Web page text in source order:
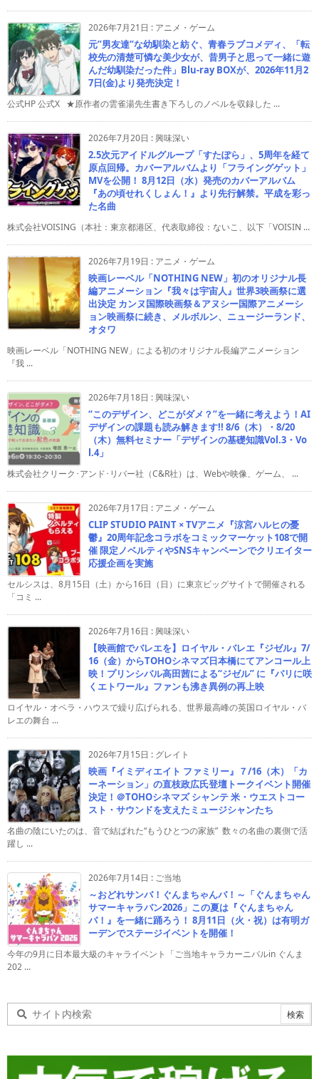
2026年7月21日 : アニメ・ゲーム
元”男友達”な幼馴染と紡ぐ、青春ラブコメディ、「転
校先の清楚可憐な美少女が、昔男子と思って一緒に遊
んだ幼馴染だった件」Blu-ray BOXが、2026年11月2
7日(金)より発売決定！
公式HP 公式X ★原作者の雲雀湯先生書き下ろしのノベルを収録した ...
2026年7月20日 :興味深い
2.5次元アイドルグループ「すたぽら」、5周年を経て
原点回帰。カバーアルバムより「フライングゲット」
MVを公開！ 8月12日（水）発売のカバーアルバム
『あの頃せれくしょん！』より先行解禁。平成を彩っ
た名曲
株式会社VOISING（本社：東京都港区、代表取締役：ないこ、以下「VOISIN ...
2026年7月19日 : アニメ・ゲーム
映画レーベル「NOTHING NEW」初のオリジナル長
編アニメーション『我々は宇宙人』世界3映画祭に選
出決定 カンヌ国際映画祭＆アヌシー国際アニメーシ
ョン映画祭に続き、メルボルン、ニュージーランド、
オタワ
映画レーベル「NOTHING NEW」による初のオリジナル長編アニメーション
『我 ...
2026年7月18日 :興味深い
“このデザイン、どこがダメ？”を一緒に考えよう！AI
デザインの課題も読み解きます!! 8/6（木）・8/20
（木）無料セミナー「デザインの基礎知識Vol.3・Vo
l.4」
株式会社クリーク･アンド･リバー社（C&R社）は、Webや映像、ゲーム、 ...
2026年7月17日 : アニメ・ゲーム
CLIP STUDIO PAINT × TVアニメ『涼宮ハルヒの憂
鬱』20周年記念コラボをコミックマーケット108で開
催 限定ノベルティやSNSキャンペーンでクリエイター
応援企画を実施
セルシスは、8月15日（土）から16日（日）に東京ビッグサイトで開催される
「コミ ...
2026年7月16日 :興味深い
【映画館でバレエを】ロイヤル・バレエ『ジゼル』7/
16（金）からTOHOシネマズ日本橋にてアンコール上
映！プリンシパル高田茜による“ジゼル” に『パリに咲
くエトワール』ファンも沸き異例の再上映
ロイヤル・オペラ・ハウスで繰り広げられる、世界最高峰の英国ロイヤル・バ
レエの舞台 ...
2026年7月15日 : グレイト
映画『イミディエイト ファミリー』７/16（木）「カ
ーネーション」の直枝政広氏登壇トークイベント開催
決定！＠TOHOシネマズ シャンテ 米・ウエストコー
スト・サウンドを支えたミュージシャンたち
名曲の陰にいたのは、音で結ばれた“もうひとつの家族” 数々の名曲の裏側で活
躍し ...
2026年7月14日 : ご当地
～おどれサンバ！ぐんまちゃんバ！～「ぐんまちゃん
サマーキャラバン2026」この夏は『ぐんまちゃん
バ！』を一緒に踊ろう！ 8月11日（火・祝）は有明ガ
ーデンでステージイベントを開催！
今年の9月に日本最大級のキャライベント「ご当地キャラカーニバルin ぐんま
202 ...